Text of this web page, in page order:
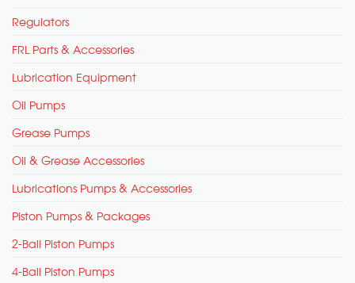
Regulators
FRL Parts & Accessories
Lubrication Equipment
Oil Pumps
Grease Pumps
Oil & Grease Accessories
Lubrications Pumps & Accessories
Piston Pumps & Packages
2-Ball Piston Pumps
4-Ball Piston Pumps